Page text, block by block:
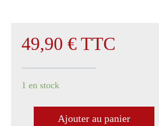
49,90€ TTC
1 en stock
Ajouter au panier